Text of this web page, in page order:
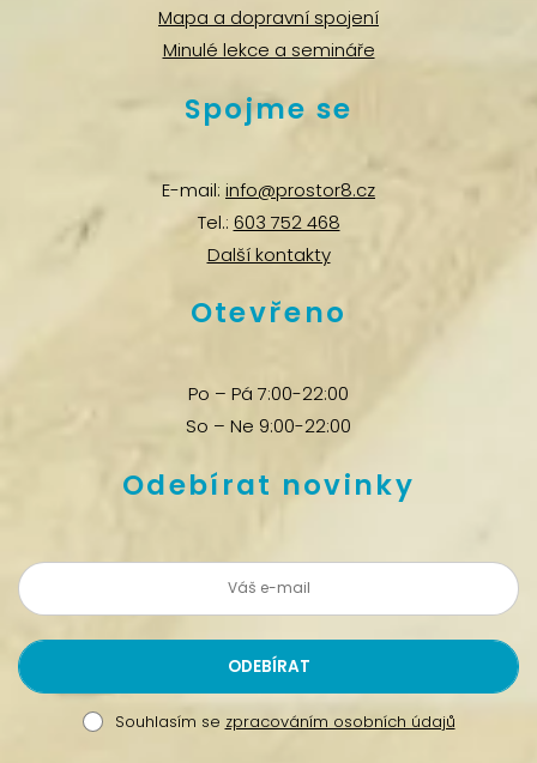
Mapa a dopravní spojení
Minulé lekce a semináře
Spojme se
E-mail: info@prostor8.cz
Tel.: 603 752 468
Další kontakty
Otevřeno
Po – Pá 7:00-22:00
So – Ne 9:00-22:00
Odebírat novinky
Souhlasím se zpracováním osobních údajů